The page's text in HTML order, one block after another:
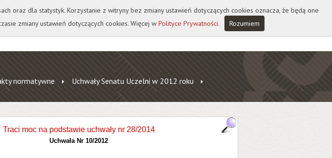
A A A A
normatywne
Uchwały Senatu Uczelni w 2012 roku
Traci moc na podstawie uchwały nr 28/2014
Uchwała Nr 10/2012
oraz dla statystyk. Korzystanie z witryny bez zmiany ustawień dotyczących cookies oznacza, że będą one
zmiany ustawień dotyczących cookies. Więcej w Polityce Prywatności. Rozumiem